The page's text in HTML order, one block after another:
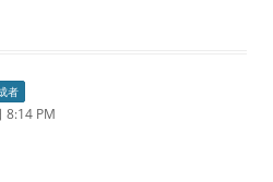
者
8:14 PM